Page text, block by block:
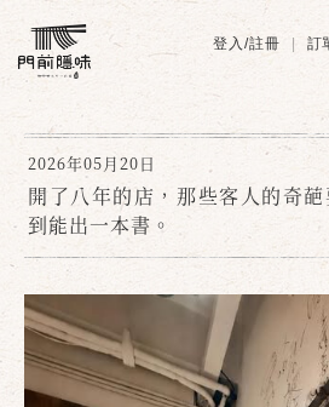
登入/註冊 訂
2026年05月20日
開了八年的店，那些客人的奇
到能出一本書。